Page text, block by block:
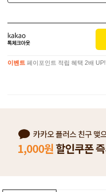
이벤트 페이포인트 적립 혜택 2배 UP!